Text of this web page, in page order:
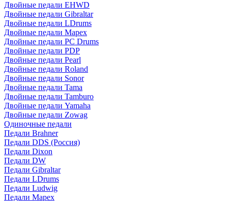
Двойные педали EHWD
Двойные педали Gibraltar
Двойные педали LDrums
Двойные педали Mapex
Двойные педали PC Drums
Двойные педали PDP
Двойные педали Pearl
Двойные педали Roland
Двойные педали Sonor
Двойные педали Tama
Двойные педали Tamburo
Двойные педали Yamaha
Двойные педали Zowag
Одиночные педали
Педали Brahner
Педали DDS (Россия)
Педали Dixon
Педали DW
Педали Gibraltar
Педали LDrums
Педали Ludwig
Педали Mapex